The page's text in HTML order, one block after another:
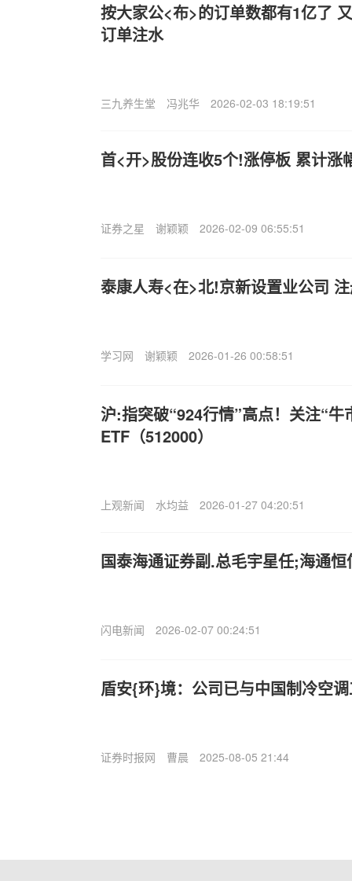
按大家公<布>的订单数都有1亿了
订单注水
三九养生堂 冯兆华 2026-02-03 18:19:51
首<开>股份连收5个!涨停板 累计涨
证券之星 谢颖颖 2026-02-09 06:55:51
泰康人寿<在>北!京新设置业公司
学习网 谢颖颖 2026-01-26 00:58:51
沪:指突破“924行情”高点！关注“牛
ETF（512000）
上观新闻 水均益 2026-01-27 04:20:51
国泰海通证券副.总毛宇星任;海通
闪电新闻 2026-02-07 00:24:51
盾安{环}境：公司已与中国制冷空
证券时报网 曹晨 2025-08-05 21:44